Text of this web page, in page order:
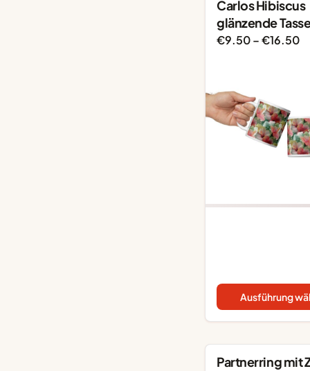
Carlos Hibiscus
glänzende
€9.50–€16.50
Ausführung
Partnerring mit